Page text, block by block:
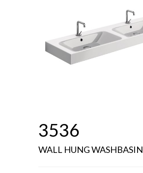
3536
WALL HUNG WASHBASIN